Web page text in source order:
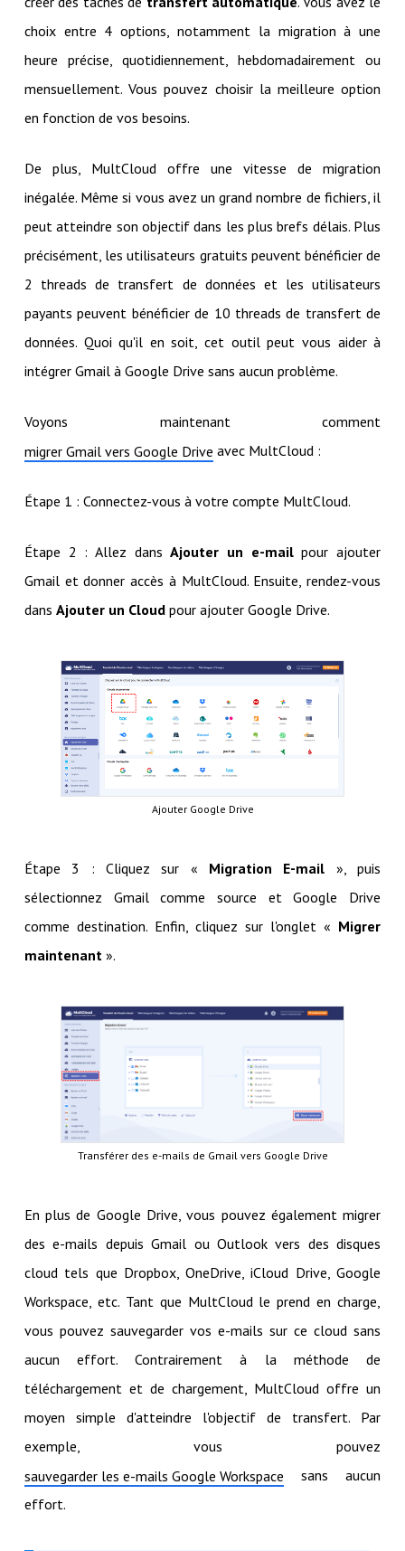
choix entre 4 options, notamment la migration à une
heure précise, quotidiennement, hebdomadairement ou
mensuellement. Vous pouvez choisir la meilleure option
en fonction de vos besoins.
De plus, MultCloud offre une vitesse de migration
inégalée. Même si vous avez un grand nombre de fichiers, il
peut atteindre son objectif dans les plus brefs délais. Plus
précisément, les utilisateurs gratuits peuvent bénéficier de
2 threads de transfert de données et les utilisateurs
payants peuvent bénéficier de 10 threads de transfert de
données. Quoi qu'il en soit, cet outil peut vous aider à
intégrer Gmail à Google Drive sans aucun problème.
Voyons maintenant comment
migrer Gmail vers Google Drive avec MultCloud :
Étape 1 : Connectez-vous à votre compte MultCloud.
Étape 2 : Allez dansAjouter un e-mailpour ajouter
Gmail et donner accès à MultCloud. Ensuite, rendez-vous
dans Ajouter un Cloudpour ajouter Google Drive.
Ajouter Google Drive
Étape 3 : Cliquez sur « Migration E-mail », puis
sélectionnez Gmail comme source et Google Drive
comme destination. Enfin, cliquez sur l'onglet « Migrer
maintenant».
Transférer des e-mails de Gmail vers Google Drive
En plus de Google Drive, vous pouvez également migrer
des e-mails depuis Gmail ou Outlook vers des disques
cloud tels que Dropbox, OneDrive, iCloud Drive, Google
Workspace, etc. Tant que MultCloud le prend en charge,
vous pouvez sauvegarder vos e-mails sur ce cloud sans
aucun effort. Contrairement à la méthode de
téléchargement et de chargement, MultCloud offre un
moyen simple d'atteindre l'objectif de transfert. Par
exemple, vous pouvez
sauvegarder les e-mails Google Workspace sans aucun
effort.